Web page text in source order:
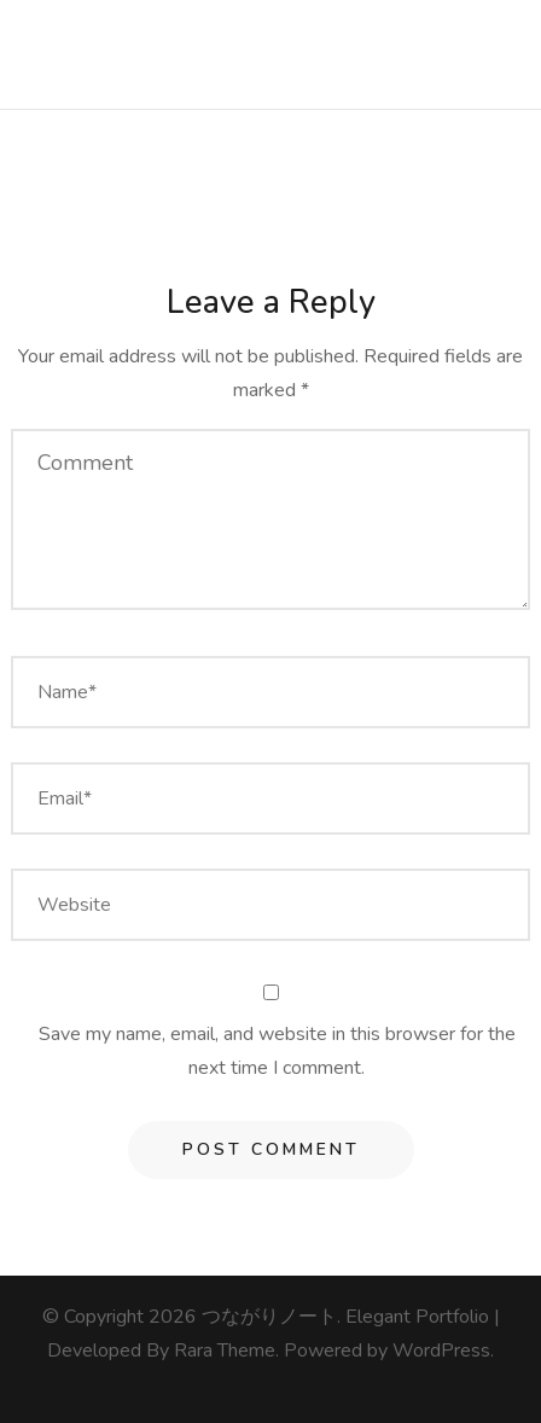
Leave a Reply
Your email address will not be published. Required fields are
marked *
Save my name, email, and website in this browser for the
next time I comment.
© Copyright 2026 つながりノート . Elegant Portfolio |
Developed By Rara Theme. Powered by WordPress.